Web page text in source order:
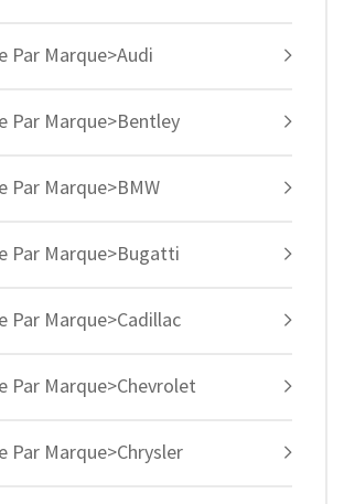
Par Marque>Audi
Par Marque>Bentley
Par Marque>BMW
Par Marque>Bugatti
Par Marque>Cadillac
Par Marque>Chevrolet
Par Marque>Chrysler